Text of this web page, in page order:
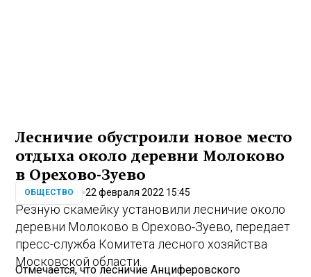
Лесничие обустроили новое место
отдыха около деревни Молоково
в Орехово-Зуево
ОБЩЕСТВО 22 февраля 2022 15:45
Резную скамейку установили лесничие около
деревни Молоково в Орехово-Зуево, передает
пресс-служба Комитета лесного хозяйства
Московской области.
Отмечается, что лесничие Анциферовского